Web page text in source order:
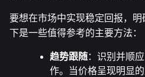
要想在市场中实现稳定回报，
下是一些值得参考的主要方法：
趋势跟随：识别并顺
作。当价格呈现明显